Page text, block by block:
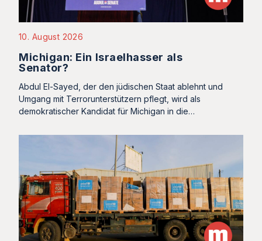
10. August 2026
Michigan: Ein Israelhasser als
Senator?
Abdul El-Sayed, der den jüdischen Staat ablehnt und
Umgang mit Terrorunterstützern pflegt, wird als
demokratischer Kandidat für Michigan in die…